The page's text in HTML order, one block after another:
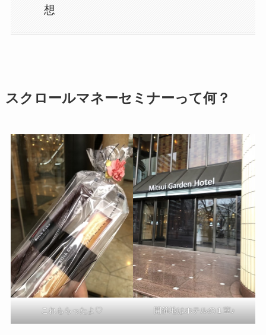
想
スクロールマネーセミナーって何？
これもらったよ♡ 開催地はホテルの１室♪